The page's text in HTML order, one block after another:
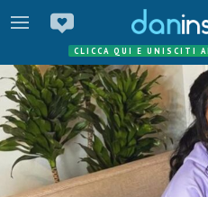
CLICCA QUI E UNISCITI